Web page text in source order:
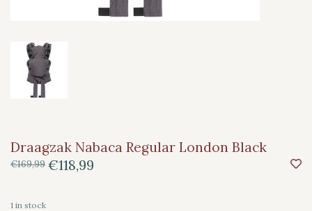
Draagzak Nabaca Regular London Black
€169,99 €118,99
1 in stock